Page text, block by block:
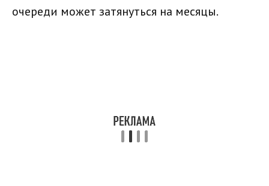
очереди может затянуться на месяцы.